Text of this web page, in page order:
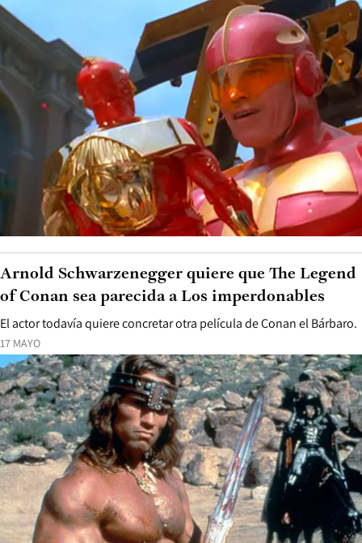
17 MAYO
El actor todavía quiere concretar otra película de Conan el Bárbaro.
Arnold Schwarzenegger quiere que The Legend
of Conan sea parecida a Los imperdonables